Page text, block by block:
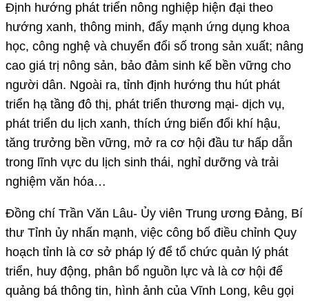
Định hướng phát triển nông nghiệp hiện đại theo
hướng xanh, thông minh, đẩy mạnh ứng dụng khoa
học, công nghệ và chuyển đổi số trong sản xuất; nâng
cao giá trị nông sản, bảo đảm sinh kế bền vững cho
người dân. Ngoài ra, tỉnh định hướng thu hút phát
triển hạ tầng đô thị, phát triển thương mại- dịch vụ,
phát triển du lịch xanh, thích ứng biến đổi khí hậu,
tăng trưởng bền vững, mở ra cơ hội đầu tư hấp dẫn
trong lĩnh vực du lịch sinh thái, nghỉ dưỡng và trải
nghiệm văn hóa…
Đồng chí Trần Văn Lâu- Ủy viên Trung ương Đảng, Bí
thư Tỉnh ủy nhấn mạnh, việc công bố điều chỉnh Quy
hoạch tỉnh là cơ sở pháp lý để tổ chức quản lý phát
triển, huy động, phân bổ nguồn lực và là cơ hội để
quảng bá thông tin, hình ảnh của Vĩnh Long, kêu gọi